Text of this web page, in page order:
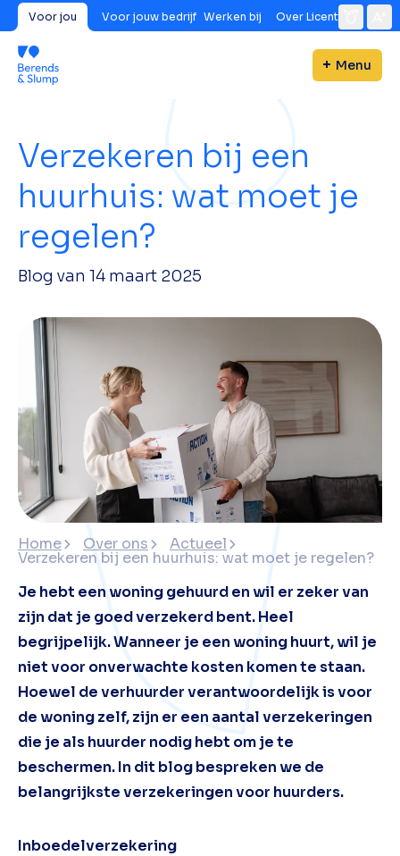
Voor jou Voor jouw bedrijf Werken bij Over Licent
Menu
Verzekeren bij een
huurhuis: wat moet je
regelen?
Blog van 14 maart 2025
Home Over ons Actueel
Verzekeren bij een huurhuis: wat moet je regelen?
Je hebt een woning gehuurd en wil er zeker van
zijn dat je goed verzekerd bent. Heel
begrijpelijk. Wanneer je een woning huurt, wil je
niet voor onverwachte kosten komen te staan.
Hoewel de verhuurder verantwoordelijk is voor
de woning zelf, zijn er een aantal verzekeringen
die je als huurder nodig hebt om je te
beschermen. In dit blog bespreken we de
belangrijkste verzekeringen voor huurders.
Inboedelverzekering